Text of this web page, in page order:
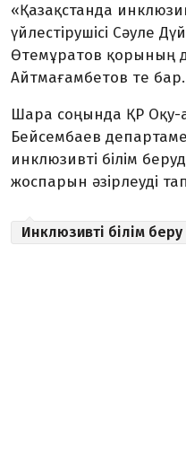
«Қазақстанда
үйлестірушісі Сәуле
Өтемұратов қорының
Айтмағамбетов те бар.
Шара соңында ҚР Оқу-
Бейсембаев
инклюзивті білім
жоспарын әзірлеуді
Инклюзивті білім беру